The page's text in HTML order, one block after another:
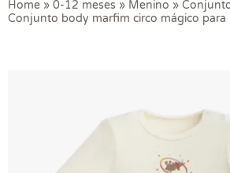
Home » 0-12 meses » Menino »
Conjunto body marfim circo mágico para